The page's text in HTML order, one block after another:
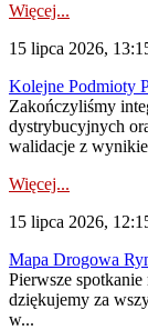
Więcej...
15 lipca 2026,
Kolejne Podmioty
Zakończyliśmy
dystrybucyjnych
walidacje z
Więcej...
15 lipca 2026,
Mapa Drogowa
Pierwsze
dziękujemy za
w...